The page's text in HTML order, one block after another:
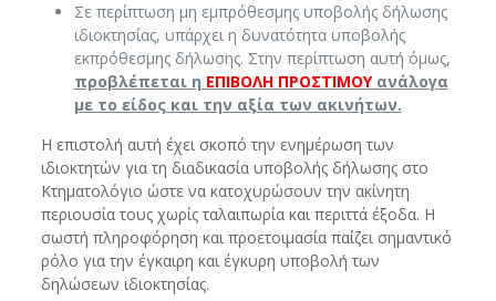
Σε περίπτωση μη εμπρόθεσμης υποβολής δήλωσης
ιδιοκτησίας, υπάρχει η δυνατότητα υποβολής
εκπρόθεσμης δήλωσης. Στην περίπτωση αυτή όμως,
προβλέπεται η ΕΠΙΒΟΛΗ ΠΡΟΣΤΙΜΟΥανάλογα
με το είδος και την αξία των ακινήτων.
Η επιστολή αυτή έχει σκοπό την ενημέρωση των
ιδιοκτητών για τη διαδικασία υποβολής δήλωσης στο
Κτηματολόγιο ώστε να κατοχυρώσουν την ακίνητη
περιουσία τους χωρίς ταλαιπωρία και περιττά έξοδα. Η
σωστή πληροφόρηση και προετοιμασία παίζει σημαντικό
ρόλο για την έγκαιρη και έγκυρη υποβολή των
δηλώσεων ιδιοκτησίας.